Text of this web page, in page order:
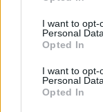
use your data for
consent section.
I want to opt-
Personal Data.
Opted In
I want to opt-
Personal
Opted In
(FOTO) Kava pri
nagrajena: Znani so
zmagovalci festivala
Slovenj Gradcu